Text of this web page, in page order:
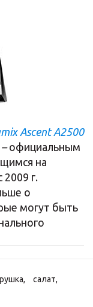
Ascent A2500
официальным
на
2009 г.
о
могут быть
, салат,